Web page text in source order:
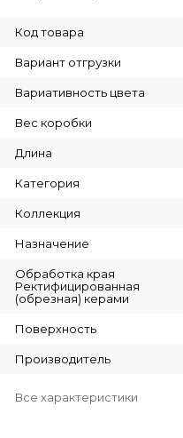
Код товара
Вариант отгрузки
Вариативность цвета
Вес коробки
Длина
Категория
Коллекция
Назначение
Обработка края
Ректифицированная
(обрезная) керами
Поверхность
Производитель
Все характеристики